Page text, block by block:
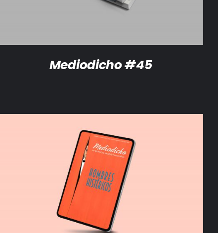
Mediodicho #45
AÑADIR AL CARRITO /